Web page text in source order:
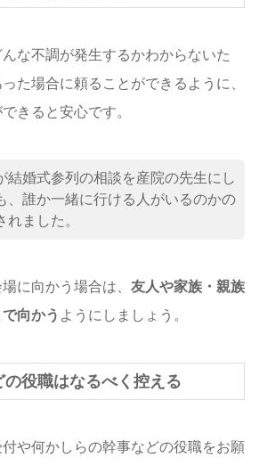
な不調が発生するかわからないた
た場合に頼ることができるように、
できると安心です。
結婚式参列の相談を産院の先生にし
、誰か一緒に行ける人がいるのかの
れました。
に向かう場合は、 友人や家族・親族
向かう ようにしましょう。
の役職はなるべく控える
や何かしらの幹事などの役職をお願